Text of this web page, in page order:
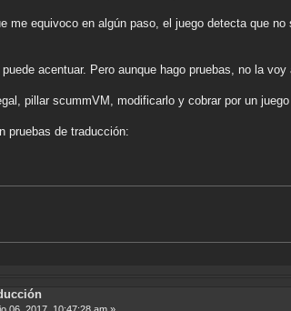
me equivoco en algún paso, el juego detecta que
acentuar. Pero aunque hago pruebas, no la
pillar scummVM, modificarlo y cobrar por un
pruebas de traducción:
06, 2017, 10:47:28 am »